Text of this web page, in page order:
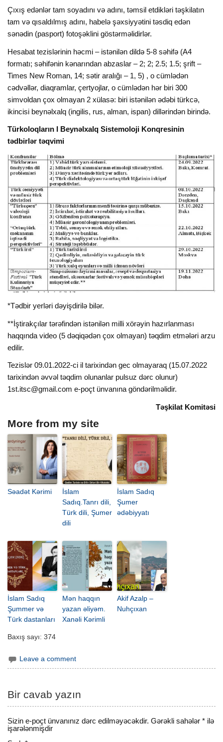
Çıxış edənlər tam soyadını və adını, təmsil etdikləri təşkilatın
tam və qısaldılmış adını, habelə şəxsiyyətini təsdiq edən
sənədin (pasport) fotoşəklini göstərməlidirlər.
Hesabat tezislərinin həcmi – istənilən dildə 5-8 səhifə (A4
formatı; səhifənin kənarından abzaslar – 2; 2; 2.5; 1.5; şrift –
Times New Roman, 14; sətir aralığı – 1, 5) , o cümlədən
cədvəllər, diaqramlar, çertyojlar, o cümlədən hər biri 300
simvoldan çox olmayan 2 xülasə: biri istənilən ədəbi türkcə,
ikincisi beynəlxalq (ingilis, rus, alman, ispan) dillərindən birində.
Türkoloqların I Beynəlxalq Sistemoloji Konqresinin
tədbirlər təqvimi
*Tədbir yerləri dəyişdirilə bilər.
**İştirakçılar tərəfindən istənilən milli xörəyin hazırlanması
haqqında video (5 dəqiqədən çox olmayan) təqdim etmələri arzu
edilir.
Tezislər 09.01.2022-ci il tarixindən gec olmayaraq (15.07.2022
tarixindən əvvəl təqdim olunanlar pulsuz dərc olunur)
1st.itsc@gmail.com e-poçt ünvanına göndərilməlidir.
Təşkilat Komitəsi
More from my site
Səadət Kərimi
İslam
Sadıq.Tanrı dili,
Türk dili, Şumer
dili
İslam Sadıq
Şumer
ədəbiyyatı
İslam Sadıq
Şummer və
Türk dastanları
Mən haqqın
yazan əliyəm.
Xanəli Kərimli
Akif Azalp –
Nuhçıxan
Baxış sayı: 374
Leave a comment
Bir cavab yazın
Sizin e-poçt ünvanınız dərc edilməyəcəkdir. Gərəkli sahələr* ilə
işarələnmişdir